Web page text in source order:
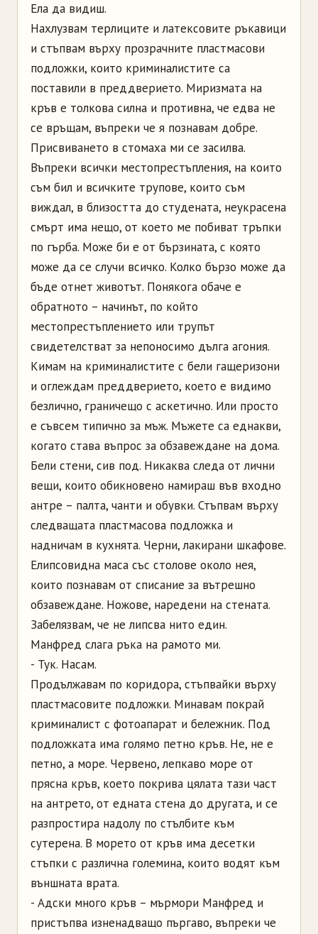
Ела да видиш.
Нахлузвам терлиците и латексовите ръкавици
и стъпвам върху прозрачните пластмасови
подложки, които криминалистите са
поставили в преддверието. Миризмата на
кръв е толкова силна и противна, че едва не
се връщам, въпреки че я познавам добре.
Присвиването в стомаха ми се засилва.
Въпреки всички местопрестъпления, на които
съм бил и всичките трупове, които съм
виждал, в близостта до студената, неукрасена
смърт има нещо, от което ме побиват тръпки
по гърба. Може би е от бързината, с която
може да се случи всичко. Колко бързо може да
бъде отнет животът. Понякога обаче е
обратното – начинът, по който
местопрестъплението или трупът
свидетелстват за непоносимо дълга агония.
Кимам на криминалистите с бели гащеризони
и оглеждам преддверието, което е видимо
безлично, граничещо с аскетично. Или просто
е съвсем типично за мъж. Мъжете са еднакви,
когато става въпрос за обзавеждане на дома.
Бели стени, сив под. Никаква следа от лични
вещи, които обикновено намираш във входно
антре – палта, чанти и обувки. Стъпвам върху
следващата пластмасова подложка и
надничам в кухнята. Черни, лакирани шкафове.
Елипсовидна маса със столове около нея,
които познавам от списание за вътрешно
обзавеждане. Ножове, наредени на стената.
Забелязвам, че не липсва нито един.
Манфред слага ръка на рамото ми.
- Тук. Насам.
Продължавам по коридора, стъпвайки върху
пластмасовите подложки. Минавам покрай
криминалист с фотоапарат и бележник. Под
подложката има голямо петно кръв. Не, не е
петно, а море. Червено, лепкаво море от
прясна кръв, което покрива цялата тази част
на антрето, от едната стена до другата, и се
разпростира надолу по стълбите към
сутерена. В морето от кръв има десетки
стъпки с различна големина, които водят към
външната врата.
- Адски много кръв – мърмори Манфред и
пристъпва изненадващо пъргаво, въпреки че